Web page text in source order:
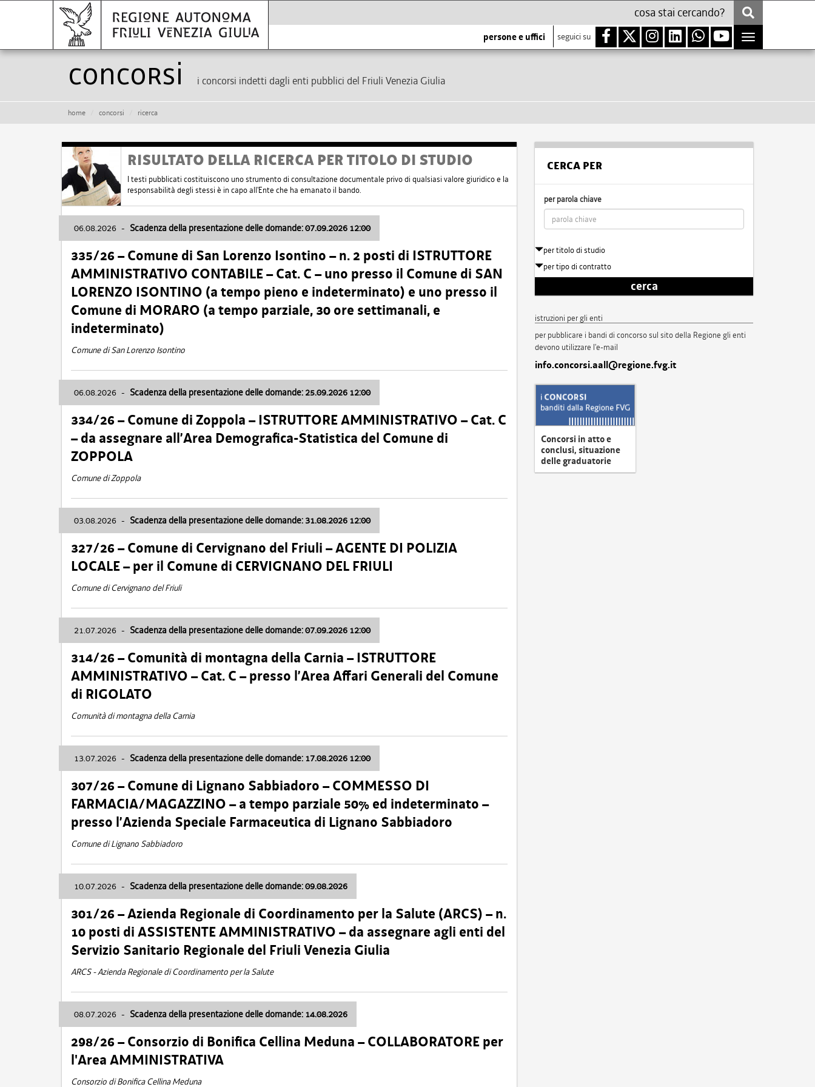
persone e uffici seguici su
Toggle
navigation
Concorsi i concorsi indetti dagli enti pubblici del Friuli Venezia Giulia
home concorsi ricerca
RISULTATO DELLA RICERCA PER TITOLO DI STUDIO
I testi pubblicati costituiscono uno strumento di consultazione documentale privo di qualsiasi valore giuridico e la
responsabilità degli stessi è in capo all'Ente che ha emanato il bando.
06.08.2026 - Scadenza della presentazione delle domande: 07.09.2026 12:00
335/26 – Comune di San Lorenzo Isontino – n. 2 posti di ISTRUTTORE
AMMINISTRATIVO CONTABILE – Cat. C – uno presso il Comune di SAN
LORENZO ISONTINO (a tempo pieno e indeterminato) e uno presso il
Comune di MORARO (a tempo parziale, 30 ore settimanali, e
indeterminato)
Comune di San Lorenzo Isontino
06.08.2026 - Scadenza della presentazione delle domande: 25.09.2026 12:00
334/26 – Comune di Zoppola – ISTRUTTORE AMMINISTRATIVO – Cat. C
– da assegnare all’Area Demografica-Statistica del Comune di
ZOPPOLA
Comune di Zoppola
03.08.2026 - Scadenza della presentazione delle domande: 31.08.2026 12:00
327/26 – Comune di Cervignano del Friuli – AGENTE DI POLIZIA
LOCALE – per il Comune di CERVIGNANO DEL FRIULI
Comune di Cervignano del Friuli
21.07.2026 - Scadenza della presentazione delle domande: 07.09.2026 12:00
314/26 – Comunità di montagna della Carnia – ISTRUTTORE
AMMINISTRATIVO – Cat. C – presso l’Area Affari Generali del Comune
di RIGOLATO
Comunità di montagna della Carnia
13.07.2026 - Scadenza della presentazione delle domande: 17.08.2026 12:00
307/26 – Comune di Lignano Sabbiadoro – COMMESSO DI
FARMACIA/MAGAZZINO – a tempo parziale 50% ed indeterminato –
presso l’Azienda Speciale Farmaceutica di Lignano Sabbiadoro
Comune di Lignano Sabbiadoro
10.07.2026 - Scadenza della presentazione delle domande: 09.08.2026
301/26 – Azienda Regionale di Coordinamento per la Salute (ARCS) – n.
10 posti di ASSISTENTE AMMINISTRATIVO – da assegnare agli enti del
Servizio Sanitario Regionale del Friuli Venezia Giulia
ARCS - Azienda Regionale di Coordinamento per la Salute
08.07.2026 - Scadenza della presentazione delle domande: 14.08.2026
298/26 – Consorzio di Bonifica Cellina Meduna – COLLABORATORE per
l'Area AMMINISTRATIVA
Consorzio di Bonifica Cellina Meduna
CERCA PER
per parola chiave
per titolo di studio
per tipo di contratto
cerca
istruzioni per gli enti
per pubblicare i bandi di concorso sul sito della Regione gli enti
devono utilizzare l'e-mail
info.concorsi.aall@regione.fvg.it
Concorsi in atto e
conclusi, situazione
delle graduatorie